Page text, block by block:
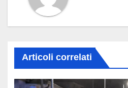
Articoli correlati